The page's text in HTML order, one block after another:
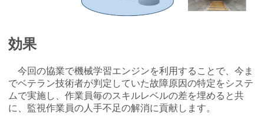
効果
今回の協業で機械学習エンジンを利用することで、今ま
でベテラン技術者が判定していた故障原因の特定をシステ
ムで実施し、作業員毎のスキルレベルの差を埋めると共
に、監視作業員の人手不足の解消に貢献します。